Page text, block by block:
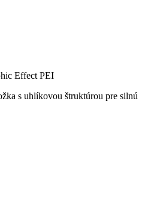
Effect PEI
s uhlíkovou štruktúrou pre silnú